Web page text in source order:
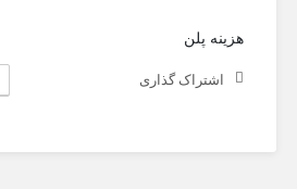
هزینه پلن
اشتراک گذاری